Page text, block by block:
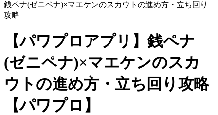
銭ペナ(ゼニペナ)×マエケンのスカウトの進め方・立ち回り
攻略
【パワプロアプリ】銭ペナ
(ゼニペナ)×マエケンのスカ
ウトの進め方・立ち回り攻略
【パワプロ】